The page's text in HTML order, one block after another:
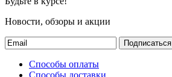
Новости, обзоры и акции
Подписаться
Способы оплаты
Способы доставки